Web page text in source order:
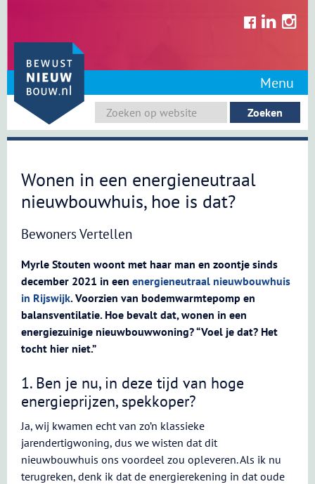
content
Menu
Wonen in een energieneutraal
nieuwbouwhuis, hoe is dat?
Bewoners Vertellen
Myrle Stouten woont met haar man en zoontje sinds
december 2021 in een energieneutraal nieuwbouwhuis
in Rijswijk. Voorzien van bodemwarmtepomp en
balansventilatie. Hoe bevalt dat, wonen in een
energiezuinige nieuwbouwwoning? “Voel je dat? Het
tocht hier niet.”
1. Ben je nu, in deze tijd van hoge
energieprijzen, spekkoper?
Ja, wij kwamen echt van zo’n klassieke
jarendertigwoning, dus we wisten dat dit
nieuwbouwhuis ons voordeel zou opleveren. Als ik nu
terugreken, denk ik dat de energierekening in dat oude